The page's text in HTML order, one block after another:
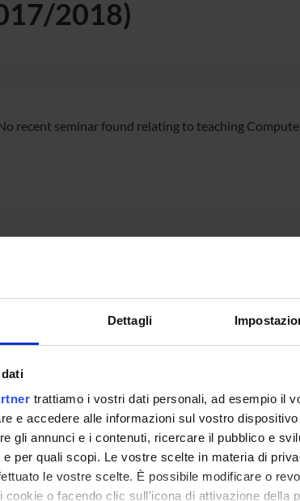
Dettagli
trattiamo i vostri dati personali, ad esempio il
e accedere alle informazioni sul vostro
gli annunci e i contenuti, ricercare il pubblico e
per quali scopi. Le vostre scelte in materia di
le vostre scelte. È possibile modificare o
cookie o facendo clic sull'icona di attivazione della
2018)
recent seminar found relating to teaching